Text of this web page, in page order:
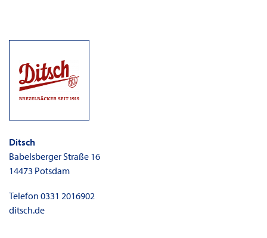
Ditsch
Babelsberger Straße 16
14473 Potsdam
Telefon 0331 2016902
ditsch.de